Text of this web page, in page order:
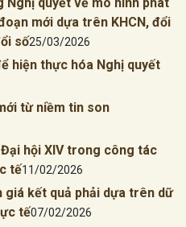
Nghị quyết về mô hình phát
mới dựa trên KHCN, đổi
số25/03/2026
hiện thực hóa Nghị quyết
từ niềm tin son
hội XIV trong công tác
tế11/02/2026
giá kết quả phải dựa trên dữ
tế07/02/2026